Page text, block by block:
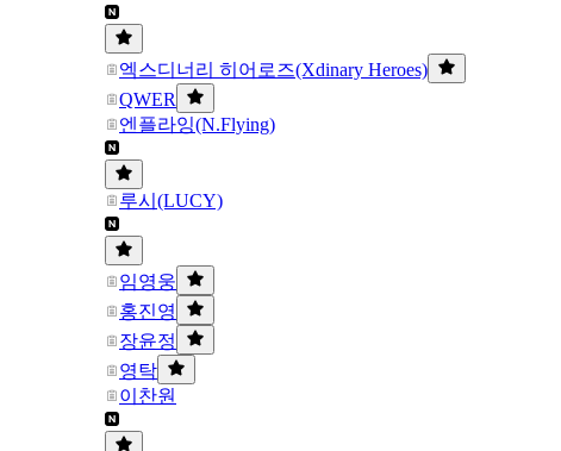
엑스디너리 히어로즈(Xdinary Heroes)
QWER
엔플라잉(N.Flying)
루시(LUCY)
임영웅
홍진영
장윤정
영탁
이찬원